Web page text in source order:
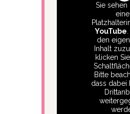
Sie
YouTube
den
Inhalt
klicken
Bitte
dass dabei